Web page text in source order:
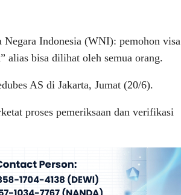
Indonesia (WNI): pemohon visa
alias bisa dilihat oleh semua orang.
AS di Jakarta, Jumat (20/6).
proses pemeriksaan dan verifikasi